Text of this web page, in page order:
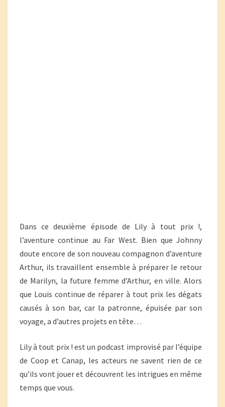
Dans ce deuxième épisode de Lily à tout prix !,
l’aventure continue au Far West. Bien que Johnny
doute encore de son nouveau compagnon d’aventure
Arthur, ils travaillent ensemble à préparer le retour
de Marilyn, la future femme d’Arthur, en ville. Alors
que Louis continue de réparer à tout prix les dégats
causés à son bar, car la patronne, épuisée par son
voyage, a d’autres projets en tête…
Lily à tout prix ! est un podcast improvisé par l’équipe
de Coop et Canap, les acteurs ne savent rien de ce
qu’ils vont jouer et découvrent les intrigues en même
temps que vous.